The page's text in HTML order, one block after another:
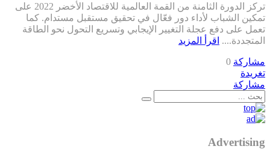
تركز الدورة الثامنة من القمة العالمية للاقتصاد الأخضر 2022 على
تمكين الشباب لأداء دور فعّال في تحقيق مستقبل مستدام. كما
تعمل على دفع عجلة التغيير الإيجابي وتسريع التحول نحو الطاقة
المتجددة.... اقرأ المزيد
مشاركة 0
تغريدة
مشاركة
Advertising